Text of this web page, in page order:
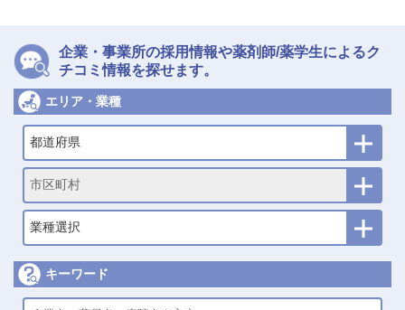
企業・事業所の採用情報や薬剤師/薬学生によるク
チコミ情報を探せます。
エリア・業種
都道府県
市区町村
業種選択
キーワード